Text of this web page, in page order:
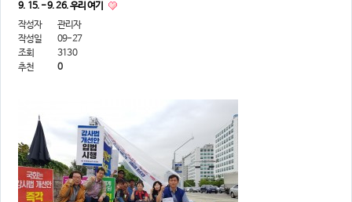
9. 15. - 9. 26. 우리 여기
작성자
관리자
작성일
09-27
조회
3130
추천
0